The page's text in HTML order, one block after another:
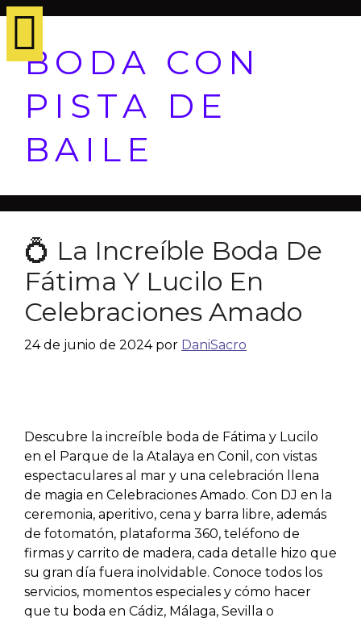
BODA CON
PISTA DE
BAILE
💍 La Increíble Boda De
Fátima Y Lucilo En
Celebraciones Amado
24 de junio de 2024 por DaniSacro
Descubre la increíble boda de Fátima y Lucilo
en el Parque de la Atalaya en Conil, con vistas
espectaculares al mar y una celebración llena
de magia en Celebraciones Amado. Con DJ en la
ceremonia, aperitivo, cena y barra libre, además
de fotomatón, plataforma 360, teléfono de
firmas y carrito de madera, cada detalle hizo que
su gran día fuera inolvidable. Conoce todos los
servicios, momentos especiales y cómo hacer
que tu boda en Cádiz, Málaga, Sevilla o